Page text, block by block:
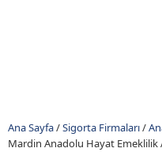
Ana Sayfa/Sigorta Firmaları/
Mardin Anadolu Hayat Emeklilik